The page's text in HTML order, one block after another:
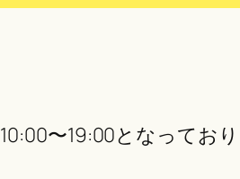
〜19:00となってお